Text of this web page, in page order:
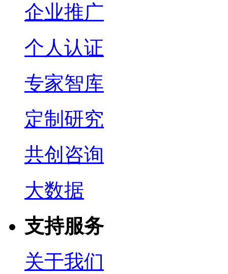
企业推广
个人认证
专家智库
定制研究
共创咨询
大数据
支持服务
关于我们